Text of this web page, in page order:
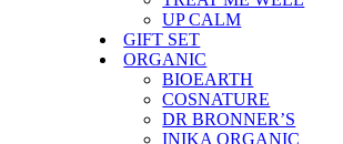
UP CALM
GIFT SET
ORGANIC
BIOEARTH
COSNATURE
DR BRONNER’S
INIKA ORGANIC